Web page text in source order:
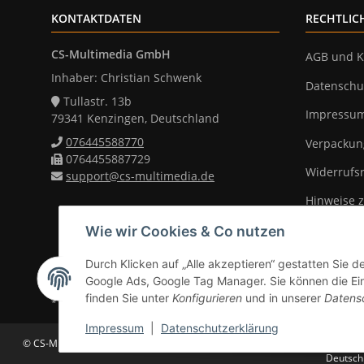
Wie wir Cookies & Co nutzen
Durch Klicken auf „Alle akzeptieren“ gestatten Sie
Google Ads, Google Tag Manager. Sie können die
finden Sie unter Konfigurieren und in unserer
Impressum Datenschutzerklärung
KONTAKTDATEN
CS-Multimedia GmbH
Inhaber: Christian Schwenk
Tullastr. 13b
79341 Kenzingen, Deutschland
076445588770
0764455887729
support@cs-multimedia.de
AGB und
Hinweise
Vertrag widerrufen
* Alle Preise inkl. gesetzlicher Mwst., zzgl. Versand (Versandfrei ab
© CS-Multimedia GmbH
Änderungen und Irrtümer vorbehalten.